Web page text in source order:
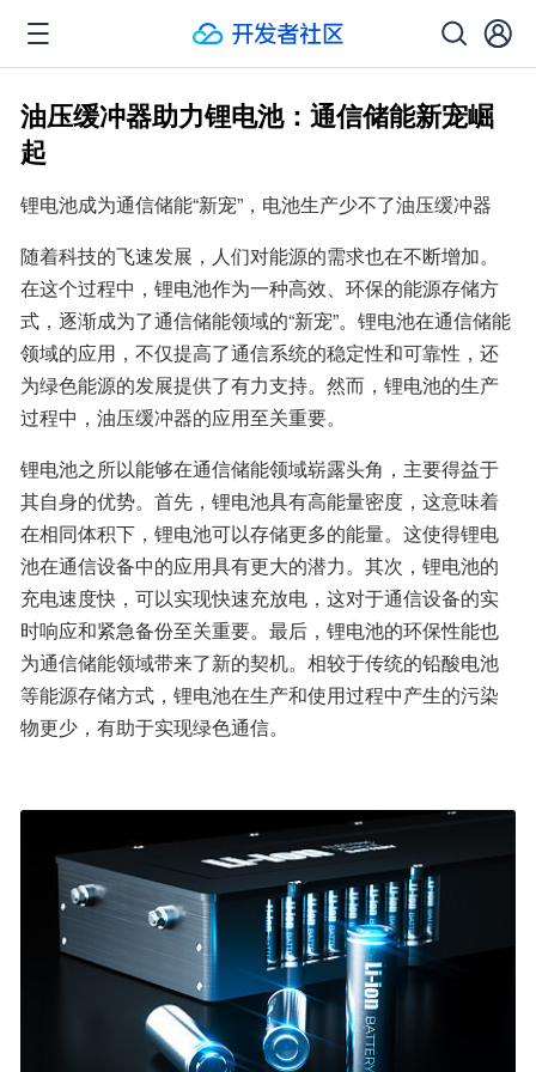
油压缓冲器助力锂电池：通信储能新宠崛
起
锂电池成为通信储能“新宠”，电池生产少不了油压缓冲器
随着科技的飞速发展，人们对能源的需求也在不断增加。
在这个过程中，锂电池作为一种高效、环保的能源存储方
式，逐渐成为了通信储能领域的“新宠”。锂电池在通信储能
领域的应用，不仅提高了通信系统的稳定性和可靠性，还
为绿色能源的发展提供了有力支持。然而，锂电池的生产
过程中，油压缓冲器的应用至关重要。
锂电池之所以能够在通信储能领域崭露头角，主要得益于
其自身的优势。首先，锂电池具有高能量密度，这意味着
在相同体积下，锂电池可以存储更多的能量。这使得锂电
池在通信设备中的应用具有更大的潜力。其次，锂电池的
充电速度快，可以实现快速充放电，这对于通信设备的实
时响应和紧急备份至关重要。最后，锂电池的环保性能也
为通信储能领域带来了新的契机。相较于传统的铅酸电池
等能源存储方式，锂电池在生产和使用过程中产生的污染
物更少，有助于实现绿色通信。